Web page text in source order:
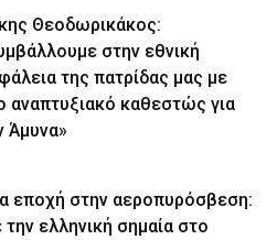
Θεοδωρικάκος:
στην εθνική
της πατρίδας μας με
αναπτυξιακό καθεστώς για
Άμυνα»
εποχή στην αεροπυρόσβεση:
ελληνική σημαία στο